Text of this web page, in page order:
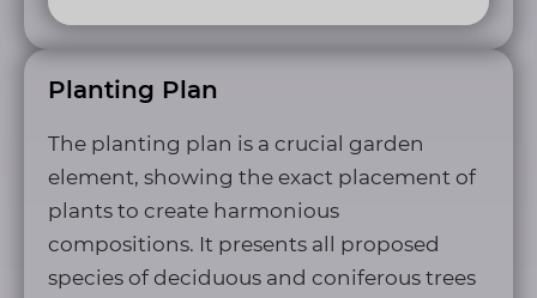
Planting Plan
The planting plan is a crucial garden
element, showing the exact placement of
plants to create harmonious
compositions. It presents all proposed
species of deciduous and coniferous trees